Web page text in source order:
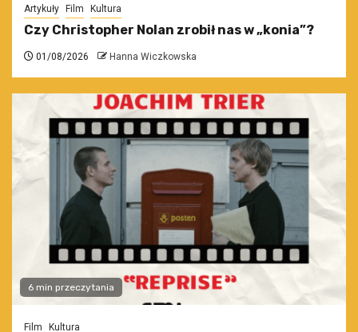
Artykuły Film Kultura
Czy Christopher Nolan zrobił nas w „konia”?
01/08/2026 Hanna Wiczkowska
6 min przeczytania
Film Kultura